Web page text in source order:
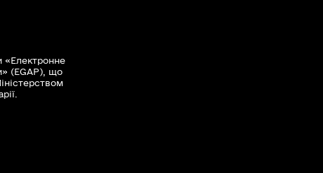
«Електронне
(EGAP), що